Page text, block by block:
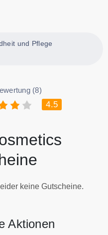
und Pflege
(8)
4.5
keine Gutscheine.
Aktionen